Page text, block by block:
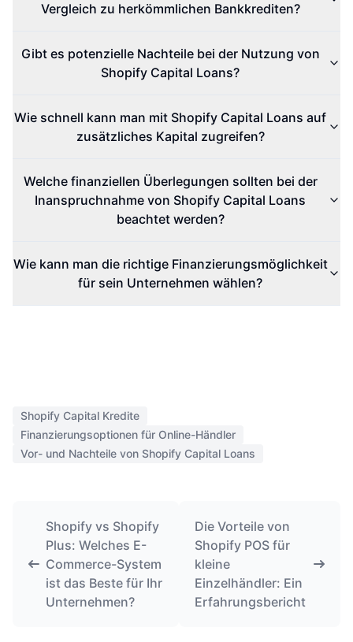
Vergleich zu herkömmlichen Bankkrediten?
Gibt es potenzielle Nachteile bei der Nutzung von
Shopify Capital Loans?
Wie schnell kann man mit Shopify Capital Loans auf
zusätzliches Kapital zugreifen?
Welche finanziellen Überlegungen sollten bei der
Inanspruchnahme von Shopify Capital Loans
beachtet werden?
Wie kann man die richtige Finanzierungsmöglichkeit
für sein Unternehmen wählen?
Shopify Capital Kredite
Finanzierungsoptionen für Online-Händler
Vor- und Nachteile von Shopify Capital Loans
Shopify vs Shopify
Plus: Welches E-
Commerce-System
ist das Beste für Ihr
Unternehmen?
Die Vorteile von
Shopify POS für
kleine
Einzelhändler: Ein
Erfahrungsbericht